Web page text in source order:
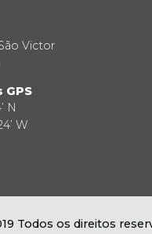
Victor
GPS
N
W
Todos os direitos